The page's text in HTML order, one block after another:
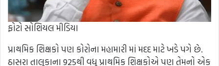
ફોટો સોશિયલ મીડિયા
પ્રાથમિક શિક્ષકો પણ કોરોના મહામારી માં મદદ માટે ખડે પગે છે.
ઠાસરા તાલુકાના 925થી વધુ પ્રાથમિક શિક્ષકોએ પણ તેમનો એક